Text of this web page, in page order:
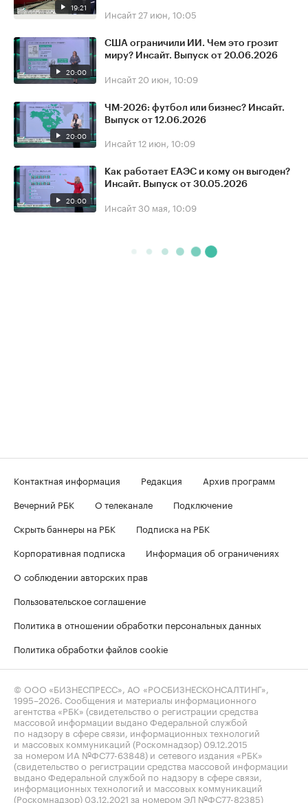
19:21 Инсайт 27 июн, 10:05
20:00
США ограничили ИИ. Чем это грозит
миру? Инсайт. Выпуск от 20.06.2026
Инсайт 20 июн, 10:09
20:00
ЧМ-2026: футбол или бизнес? Инсайт.
Выпуск от 12.06.2026
Инсайт12 июн, 10:09
20:00
Как работает ЕАЭС и кому он выгоден?
Инсайт. Выпуск от 30.05.2026
Инсайт30 мая, 10:09
Контактная информация Редакция
Архив программ
Вечерний РБК
О телеканале
Подключение
Скрыть баннеры на РБК
Подписка на РБК
Корпоративная подписка
Информация об ограничениях
О соблюдении авторских прав
Пользовательское соглашение
Политика в отношении обработки персональных данных
Политика обработки файлов cookie
© ООО «БИЗНЕСПРЕСС», АО «РОСБИЗНЕСКОНСАЛТИНГ»,
1995–2026. Сообщения и материалы информационного
агентства «РБК» (свидетельство о регистрации средства
массовой информации выдано Федеральной службой
по надзору в сфере связи, информационных технологий
и массовых коммуникаций (Роскомнадзор) 09.12.2015
за номером ИА №ФС77-63848) и сетевого издания «РБК»
(свидетельство о регистрации средства массовой информации
выдано Федеральной службой по надзору в сфере связи,
информационных технологий и массовых коммуникаций
(Роскомнадзор) 03.12.2021 за номером ЭЛ №ФС77-82385)